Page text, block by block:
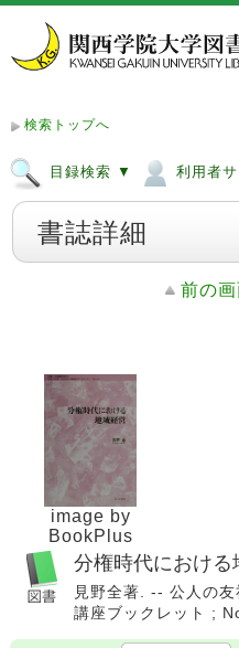
検索トップへ
目録検索 ▼ 利用者
書誌詳細
前の
image by
BookPlus
分権時代における
見野全著. -- 公人の
講座ブックレット ;